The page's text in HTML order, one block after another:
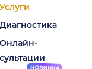
Услуги
Диагностика
Онлайн-